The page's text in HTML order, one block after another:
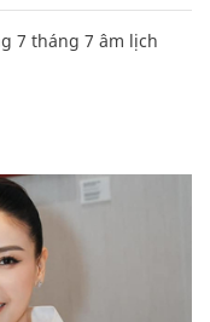
7 tháng 7 âm lịch